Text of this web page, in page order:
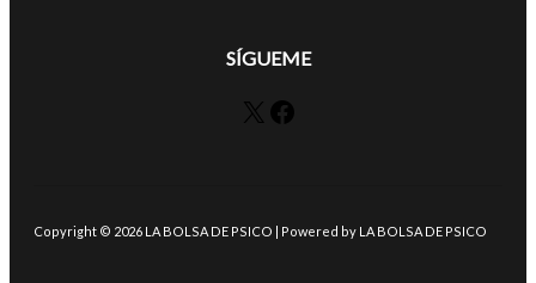
SÍGUEME
X Facebook
Copyright © 2026 LA BOLSA DE PSICO | Powered by LA BOLSA DE PSICO